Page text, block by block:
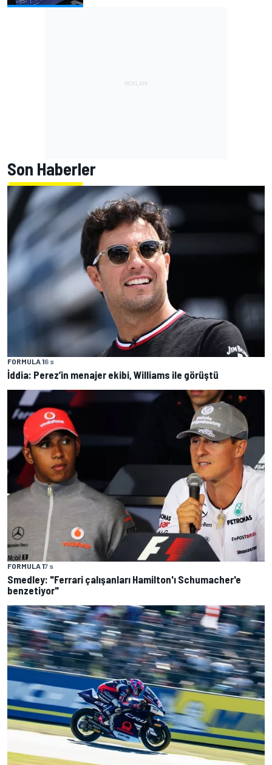
Son Haberler
FORMULA 16 s
İddia: Perez’in menajer ekibi, Williams ile görüştü
FORMULA 17 s
Smedley: "Ferrari çalışanları Hamilton'ı Schumacher'e
benzetiyor"